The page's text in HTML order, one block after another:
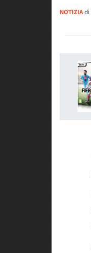
NOTIZIAdi